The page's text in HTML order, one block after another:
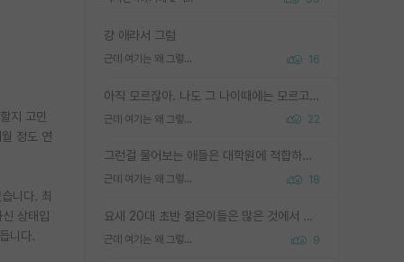
걍 애라서 그럼
근데 여기는 왜 그렇게 SPK를 물어보는거임? 16
아직 모르잖아. 나도 그 나이때에는 모르고 평가 받고 안심하고 싶었어.
근데 여기는 왜 그렇게 SPK를 물어보는거임? 22
그런걸 물어보는 애들은 대학원에 적합하지 않다
근데 여기는 왜 그렇게 SPK를 물어보는거임? 18
요새 20대 초반 젊은이들은 많은 것에서 가성비를 따지더라고요. 내가 이 정도 인풋을 넣었을 때 그만큼 아웃풋이 나올 것인가? 사실 아웃풋이 인풋 대비 리니어하게 나오지 않는 영역을 시도하기 싫어한다는 느낌입니다.
근데 여기는 왜 그렇게 SPK를 물어보는거임? 9
지 고민
정도 연
니다. 최
상태입
니다.